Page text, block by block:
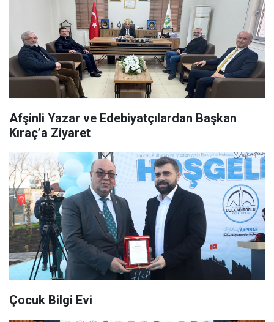
Afşinli Yazar ve Edebiyatçılardan Başkan
Kıraç’a Ziyaret
Çocuk Bilgi Evi